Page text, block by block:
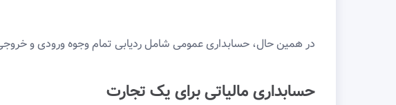
در همین حال، حسابداری عمومی شامل ردیابی تمام وجوه ورودی و
حسابداری مالیاتی برای یک تجارت